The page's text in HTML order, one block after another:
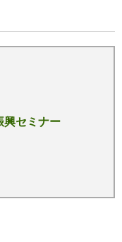
セミナー